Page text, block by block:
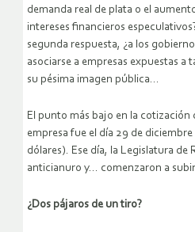
demanda real de plata o el
intereses financieros
segunda respuesta, ¿a los
asociarse a empresas expuestas a
su pésima imagen pública…
El punto más bajo en la cotización
empresa fue el día 29 de
dólares). Ese día, la Legislatura de
anticianuro y… comenzaron a
¿Dos pájaros de un tiro?